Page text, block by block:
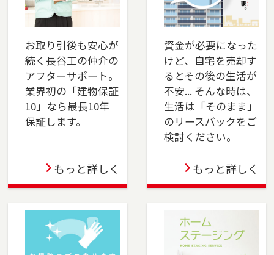
千葉店を移転しました。千葉市（中央区・花見
川区・稲毛区・若葉区・緑区・美浜区）、佐倉
市、四街道市でお住まいのご売却、ご購入をご
検討の方は、是非ご相談ください。フリーダイ
アル（0120-8750-86）よりお気軽にどうぞ！
2024-04-01
おおたかの森店オープン！不動産の売却も購入
も、長谷工の仲介にお任せください！ 豊富な実
の物件購入もサポートします。安心のサポート
で、スムーズな取引を実現します。
上大岡店をオープンしました。横浜市金沢区、
港南区・南区・磯子区（一部）、横須賀市、三
お取り引後も安心が
続く長谷工の仲介の
アフターサポート。
業界初の「建物保証
10」なら最長10年
保証します。
もっと詳しく
資金が必要になった
けど、自宅を売却す
るとその後の生活が
不安... そんな時は、
生活は「そのまま」
のリースバックをご
検討ください。
もっと詳しく